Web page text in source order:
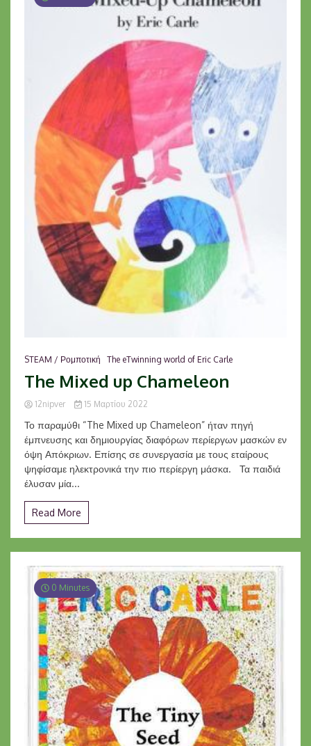
STEAM / Ρομποτική The eTwinning world of Eric Carle
The Mixed up Chameleon
12nipver 15 Μαρτίου 2022
Το παραμύθι “The Mixed up Chameleon” ήταν πηγή
έμπνευσης και δημιουργίας διαφόρων περίεργων μασκών εν
όψη Απόκριων. Επίσης σε συνεργασία με τους εταίρους
ψηφίσαμε ηλεκτρονικά την πιο περίεργη μάσκα. Τα παιδιά
έλυσαν μία...
Read More
0 Minutes